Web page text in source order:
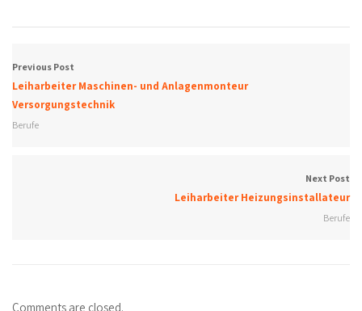
Previous Post
Leiharbeiter Maschinen- und Anlagenmonteur
Versorgungstechnik
Berufe
Next Post
Leiharbeiter Heizungsinstallateur
Berufe
Comments are closed.